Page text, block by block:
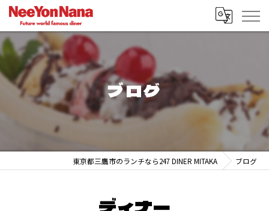
ブログ
東京都三鷹市のランチなら247 DINER MITAKA ブログ